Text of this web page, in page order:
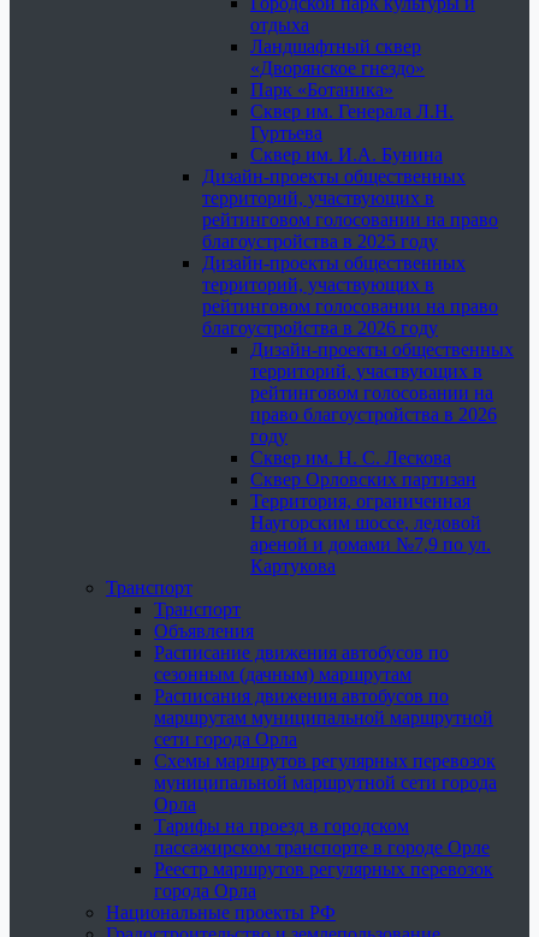
отдыха
Ландшафтный сквер
«Дворянское гнездо»
Парк «Ботаника»
Сквер им. Генерала Л.Н.
Гуртьева
Сквер им. И.А. Бунина
Дизайн-проекты общественных
территорий, участвующих в
рейтинговом голосовании на право
благоустройства в 2025 году
Дизайн-проекты общественных
территорий, участвующих в
рейтинговом голосовании на право
благоустройства в 2026 году
Дизайн-проекты общественных
территорий, участвующих в
рейтинговом голосовании на
право благоустройства в 2026
году
Сквер им. Н. С. Лескова
Сквер Орловских партизан
Территория, ограниченная
Наугорским шоссе, ледовой
ареной и домами №7,9 по ул.
Картукова
Транспорт
Транспорт
Объявления
Расписание движения автобусов по
сезонным (дачным) маршрутам
Расписания движения автобусов по
маршрутам муниципальной маршрутной
сети города Орла
Схемы маршрутов регулярных перевозок
муниципальной маршрутной сети города
Орла
Тарифы на проезд в городском
пассажирском транспорте в городе Орле
Реестр маршрутов регулярных перевозок
города Орла
Национальные проекты РФ